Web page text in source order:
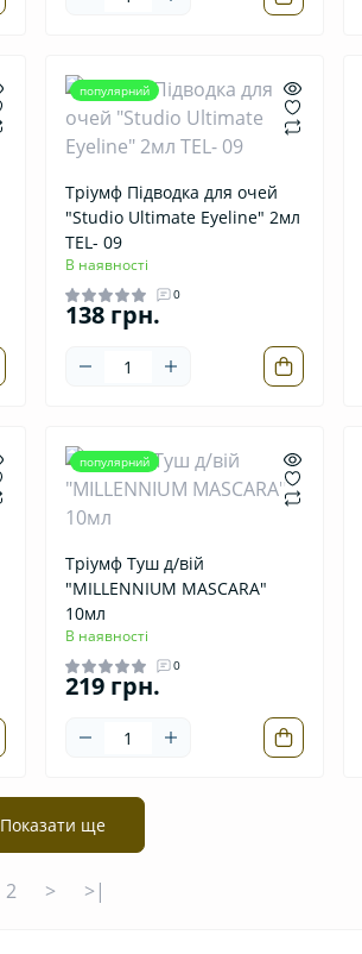
популярний
Тріумф Підводка для очей
"Studio Ultimate Eyeline" 2мл
ТЕL- 09
В наявності
0
138 грн.
популярний
Тріумф Туш д/вій
"MILLENNIUM MASCARA"
10мл
В наявності
0
219 грн.
Показати ще
2 > >|